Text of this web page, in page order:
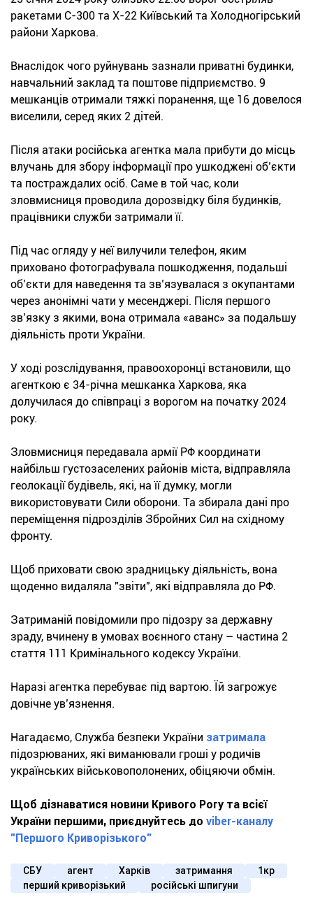
ракетами С-300 та Х-22 Київський та Холодногірський
райони Харкова.
Внаслідок чого руйнувань зазнали приватні будинки,
навчальний заклад та поштове підприємство. 9
мешканців отримали тяжкі поранення, ще 16 довелося
виселили, серед яких 2 дітей.
Після атаки російська агентка мала прибути до місць
влучань для збору інформації про ушкоджені об’єкти
та постраждалих осіб. Саме в той час, коли
зловмисниця проводила дорозвідку біля будинків,
працівники служби затримали її.
Під час огляду у неї вилучили телефон, яким
приховано фотографувала пошкодження, подальші
об’єкти для наведення та зв’язувалася з окупантами
через анонімні чати у месенджері. Після першого
зв’язку з якими, вона отримала «аванс» за подальшу
діяльність проти України.
У ході розслідування, правоохоронці встановили, що
агенткою є 34-річна мешканка Харкова, яка
долучилася до співпраці з ворогом на початку 2024
року.
Зловмисниця передавала армії РФ координати
найбільш густозаселених районів міста, відправляла
геолокації будівель, які, на її думку, могли
використовувати Сили оборони. Та збирала дані про
переміщення підрозділів Збройних Сил на східному
фронту.
Щоб приховати свою зрадницьку діяльність, вона
щоденно видаляла "звіти", які відправляла до РФ.
Затриманій повідомили про підозру за державну
зраду, вчинену в умовах воєнного стану – частина 2
стаття 111 Кримінального кодексу України.
Наразі агентка перебуває під вартою. Їй загрожує
довічне ув’язнення.
Нагадаємо, Служба безпеки України затримала
підозрюваних, які виманювали гроші у родичів
українських військовополонених, обіцяючи обмін.
Щоб дізнаватися новини Кривого Рогу та всієї
України першими, приєднуйтесь до viber-каналу
"Першого Криворізького"
СБУ агент Харків затримання
1кр
перший криворізький
російські шпигуни